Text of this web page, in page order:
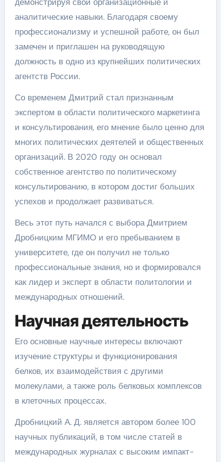
аналитические навыки. Благодаря своему
профессионализму и успешной работе, он был
замечен и приглашен на руководящую
должность в одно из крупнейших политических
агентств России.
Со временем Дмитрий стал признанным
экспертом в области политического маркетинга
и консультирования, его мнение было ценно для
многих политических деятелей и общественных
организаций. В 2020 году он основал
собственное агентство по политическому
консультированию, в котором достиг больших
успехов и продолжает развиваться.
Весь этот путь начался с выбора Дмитрием
Дробницким МГИМО и его пребыванием в
университете, где он получил не только
профессиональные знания, но и формировался
как лидер и эксперт в области политологии и
международных отношений.
Научная деятельность
Его основные научные интересы включают
изучение структуры и функционирования
белков, их взаимодействия с другими
молекулами, а также роль белковых комплексов
в клеточных процессах.
Дробницкий А. Д. является автором более 100
научных публикаций, в том числе статей в
международных журналах с высоким импакт-